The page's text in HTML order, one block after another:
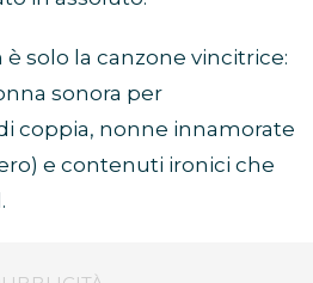
è solo la canzone vincitrice:
sonora per
coppia, nonne innamorate
e contenuti ironici che